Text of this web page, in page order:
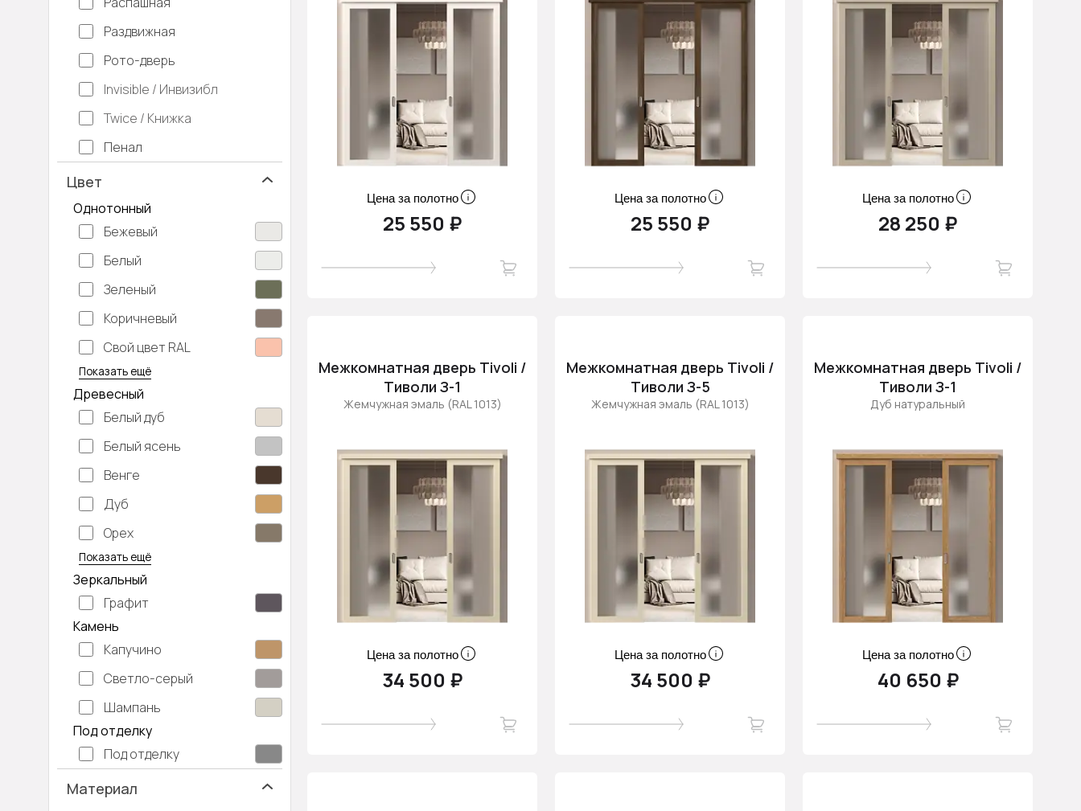
Раздвижная
Рото-дверь
Invisible / Инвизибл
Twice / Книжка
Пенал
Цвет
Однотонный
Бежевый
Белый
Зеленый
Коричневый
Свой цвет RAL
Серебристый
Серый
Темно-серый
Хаки
Черный
Показать ещё
Древесный
Белый дуб
Белый ясень
Венге
Дуб
Орех
Серый дуб
Показать ещё
Зеркальный
Графит
Камень
Капучино
Светло-серый
Шампань
Под отделку
Под отделку
Материал
Цена за полотно
25 550 ₽
Цена за полотно
25 550 ₽
Цена за полотно
28 250 ₽
Межкомнатная дверь Tivoli /
Тиволи З-1
Жемчужная эмаль (RAL 1013)
Цена за полотно
34 500 ₽
Межкомнатная дверь Tivoli /
Тиволи З-5
Жемчужная эмаль (RAL 1013)
Цена за полотно
34 500 ₽
Межкомнатная дверь Tivoli /
Тиволи З-1
Дуб натуральный
Цена за полотно
40 650 ₽